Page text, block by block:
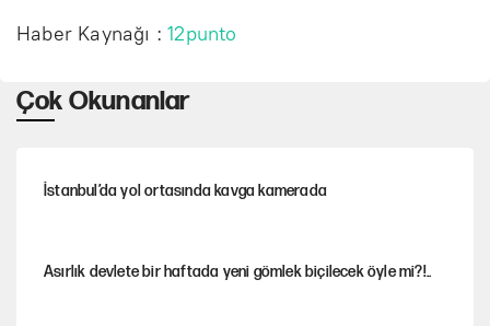
Haber Kaynağı :12punto
Çok Okunanlar
İstanbul’da yol ortasında kavga kamerada
Asırlık devlete bir haftada yeni gömlek biçilecek öyle mi?!..